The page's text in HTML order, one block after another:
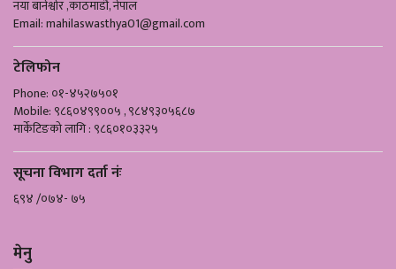
नया बानेश्वोर ,काठमाडौँ, नेपाल
Email:mahilaswasthya01@gmail.com
टेलिफोन
Phone: ०१-४५२७५०१
Mobile: ९८६०४९९००५ , ९८४९३०५६८७
मार्केटिङको लागि : ९८६०१०३३२५
सूचना विभाग दर्ता नंः
६९४ /०७४- ७५
मेनु